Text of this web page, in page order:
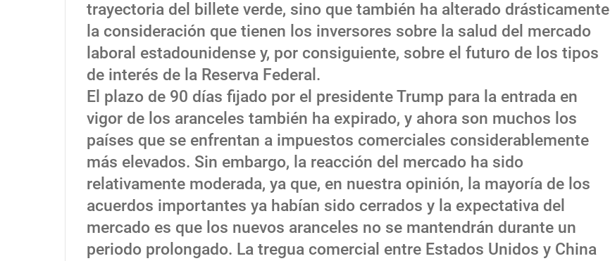
trayectoria del billete verde, sino que también ha alterado drásticamente
la consideración que tienen los inversores sobre la salud del mercado
laboral estadounidense y, por consiguiente, sobre el futuro de los tipos
de interés de la Reserva Federal.
El plazo de 90 días fijado por el presidente Trump para la entrada en
vigor de los aranceles también ha expirado, y ahora son muchos los
países que se enfrentan a impuestos comerciales considerablemente
más elevados. Sin embargo, la reacción del mercado ha sido
relativamente moderada, ya que, en nuestra opinión, la mayoría de los
acuerdos importantes ya habían sido cerrados y la expectativa del
mercado es que los nuevos aranceles no se mantendrán durante un
periodo prolongado. La tregua comercial entre Estados Unidos y China